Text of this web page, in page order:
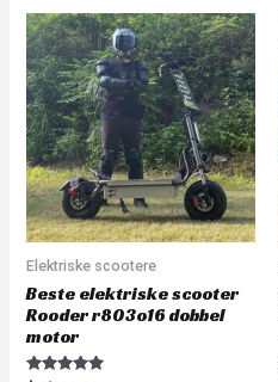
o
u
t
o
f
5
Elektriske scootere
Beste elektriske scooter
Rooder r803o16 dobbel
motor